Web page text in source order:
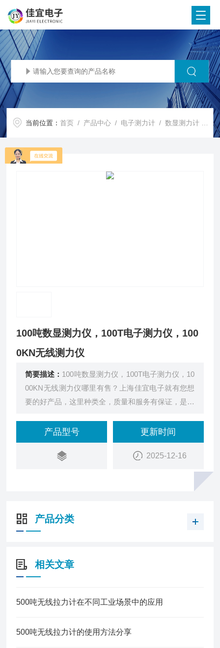
当前位置：首页 / 产品中心 / 电子测力计 /数显测力计
100吨数显测力仪，100T电子测力仪，100
0KN无线测力仪
简要描述： 100吨数显测力仪，100T电子测力仪，10
00KN无线测力仪哪里有售？上海佳宜电子就有您想
要的好产品，这里种类全，质量和服务有保证，是您
产品型号 更新时间
2025-12-16
产品分类
相关文章
500吨无线拉力计在不同工业场景中的应用
500吨无线拉力计的使用方法分享